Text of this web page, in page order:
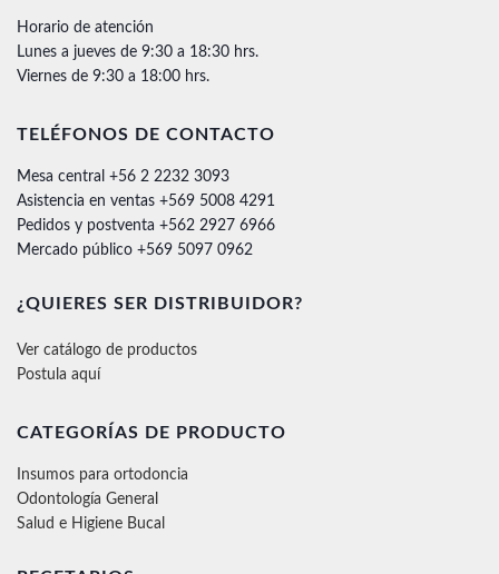
Horario de atención
Lunes a jueves de 9:30 a 18:30 hrs.
Viernes de 9:30 a 18:00 hrs.
TELÉFONOS DE CONTACTO
Mesa central +56 2 2232 3093
Asistencia en ventas +569 5008 4291
Pedidos y postventa +562 2927 6966
Mercado público +569 5097 0962
¿QUIERES SER DISTRIBUIDOR?
Ver catálogo de productos
Postula aquí
CATEGORÍAS DE PRODUCTO
Insumos para ortodoncia
Odontología General
Salud e Higiene Bucal